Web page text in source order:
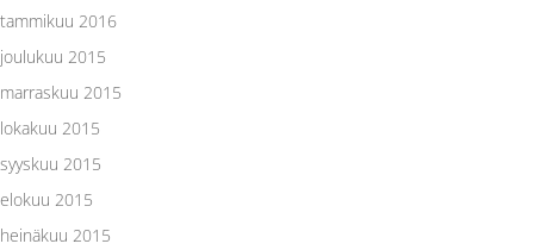
tammikuu 2016
joulukuu 2015
marraskuu 2015
lokakuu 2015
syyskuu 2015
elokuu 2015
heinäkuu 2015